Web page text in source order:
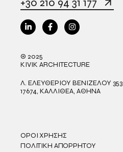
© 2025
KIVIK ARCHITECTURE
Λ. ΕΛΕΥΘΕΡΙΟΥ ΒΕΝΙΖΕΛΟΥ 353
17674, ΚΑΛΛΙΘΕΑ, ΑΘΗΝΑ
ΟΡΟΙ ΧΡΗΣΗΣ
ΠΟΛΙΤΙΚΗ ΑΠΟΡΡΗΤΟΥ